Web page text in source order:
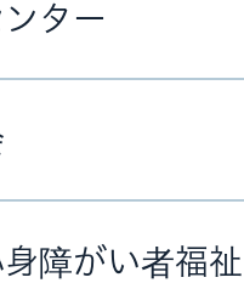
ター
障がい者福